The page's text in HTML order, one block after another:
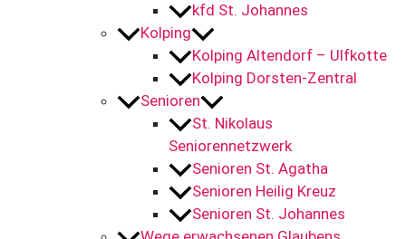
kfd St. Johannes
Kolping
Kolping Altendorf – Ulfkotte
Kolping Dorsten-Zentral
Senioren
St. Nikolaus
Seniorennetzwerk
Senioren St. Agatha
Senioren Heilig Kreuz
Senioren St. Johannes